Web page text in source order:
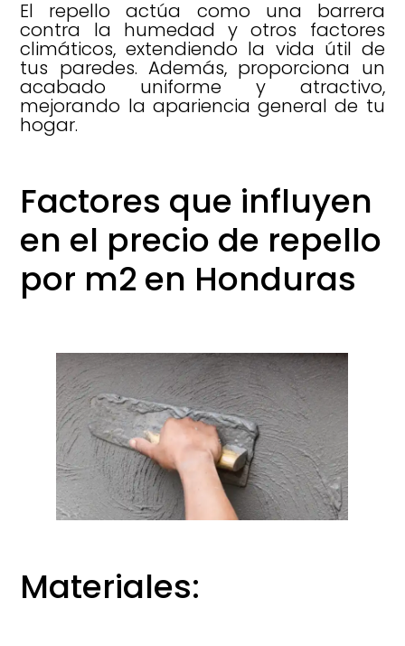
El repello actúa como una barrera
contra la humedad y otros factores
climáticos, extendiendo la vida útil de
tus paredes. Además, proporciona un
acabado uniforme y atractivo,
mejorando la apariencia general de tu
hogar.
Factores que influyen
en el precio de repello
por m2 en Honduras
Materiales: